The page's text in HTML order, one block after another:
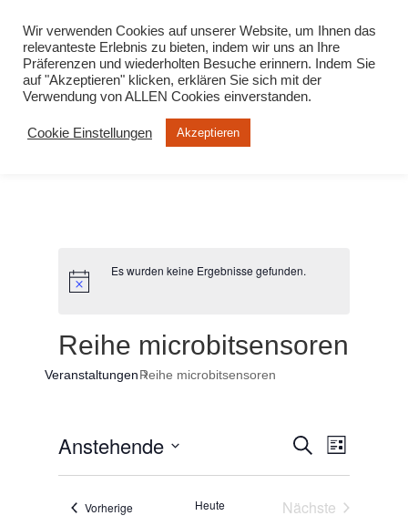
Es wurden keine Ergebnisse gefunden.
Reihe microbitsensoren
VeranstaltungenReihe microbitsensoren
Suche
und
Suche
Liste
Anstehende
Vorherige Veranstaltungen
Heute
Nächste
Wir verwenden Cookies auf unserer Website, um Ihnen das
relevanteste Erlebnis zu bieten, indem wir uns an Ihre
Präferenzen und wiederholten Besuche erinnern. Indem Sie
auf "Akzeptieren" klicken, erklären Sie sich mit der
Verwendung von ALLEN Cookies einverstanden.
Cookie Einstellungen Akzeptieren